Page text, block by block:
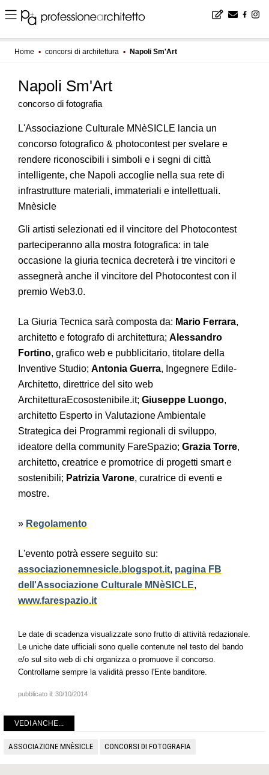
Home ▪ concorsi di architettura ▪ Napoli Sm'Art
Napoli Sm'Art
concorso di fotografia
L'Associazione Culturale MNèSICLE lancia un
concorso fotografico & photocontest per svelare e
rendere riconoscibili i simboli e i segni di città
intelligente, che Napoli accoglie nella sua rete di
infrastrutture materiali, immateriali e intellettuali.
Mnèsicle
Gli artisti selezionati ed il vincitore del Photocontest
parteciperanno alla mostra fotografica: in tale
occasione la giuria tecnica decreterà i tre vincitori e
assegnerà anche il vincitore del Photocontest con il
premio Web3.0.
La Giuria Tecnica sarà composta da: Mario Ferrara,
architetto e fotografo di architettura; Alessandro
Fortino, grafico web e pubblicitario, titolare della
Inventive Studio; Antonia Guerra, Ingegnere Edile-
Architetto, direttrice del sito web
ArchitetturaEcosostenibile.it; Giuseppe Luongo,
architetto Esperto in Valutazione Ambientale
Strategica dei Programmi regionali di sviluppo,
ideatore della community FareSpazio; Grazia Torre,
architetto, creatrice e promotrice di progetti smart e
sostenibili; Patrizia Varone, curatrice di eventi e
mostre.
» Regolamento
L'evento potrà essere seguito su:
associazionemnesicle.blogspot.it, pagina FB
dell'Associazione Culturale MNèSICLE,
www.farespazio.it
Le date di scadenza visualizzate sono frutto di attività redazionale.
Le uniche date ufficiali sono quelle contenute nel testo del bando
e/o sul sito web di chi organizza o promuove il concorso.
Controllarne sempre la validità presso l'Ente banditore.
pubblicato il: 30/10/2014
VEDI ANCHE...
ASSOCIAZIONE MNÈSICLE CONCORSI DI FOTOGRAFIA